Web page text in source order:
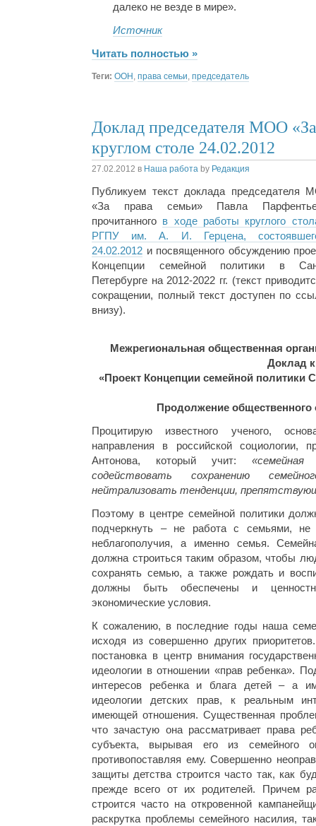
далеко не везде в мире».
Источник
Читать полностью »
Теги: ООН права семьи председатель
Доклад председателя МОО
круглом столе 24.02.2012
27.02.2012 в Наша работа by Редакция
Публикуем текст доклада председателя
«За права семьи» Павла
прочитанного в ходе работы круглого
РГПУ им. А. И. Герцена,
24.02.2012 и посвященного обсуждению
Концепции семейной политики в
Петербурге на 2012-2022 гг. (текст
сокращении, полный текст доступен по
внизу).
Межрегиональная общественная
Доклад к
«Проект Концепции семейной политики
Продолжение общественного
Процитирую известного ученого,
направления в российской социологии,
Антонова, который учит:
содействовать сохранению
нейтрализовать тенденции,
Поэтому в центре семейной политики
подчеркнуть – не работа с семьями, не
неблагополучия, а именно семья.
должна строиться таким образом, чтобы
сохранять семью, а также рождать и
должны быть обеспечены и
экономические условия.
К сожалению, в последние годы наша
исходя из совершенно других
постановка в центр внимания
идеологии в отношении «прав ребенка».
интересов ребенка и блага детей – а
идеологии детских прав, к реальным
имеющей отношения. Существенная
что зачастую она рассматривает права
субъекта, вырывая его из семейного
противопоставляя ему. Совершенно
защиты детства строится часто так, как
прежде всего от их родителей. Причем
строится часто на откровенной
раскрутка проблемы семейного насилия,